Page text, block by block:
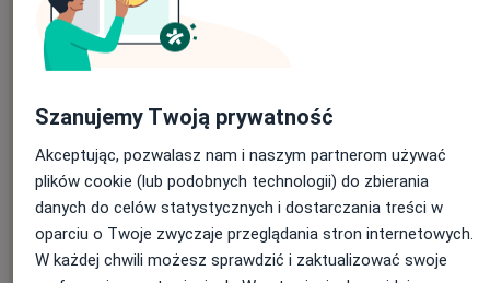
Nazwisko*
E-mail*
Jeśli masz konto na ZnanyLekarz, podaj e-mail, którym się
logujesz
Szanujemy Twoją prywatność
Akceptując, pozwalasz nam i naszym partnerom używać
plików cookie (lub podobnych technologii) do zbierania
danych do celów statystycznych i dostarczania treści w
oparciu o Twoje zwyczaje przeglądania stron internetowych.
W każdej chwili możesz sprawdzić i zaktualizować swoje